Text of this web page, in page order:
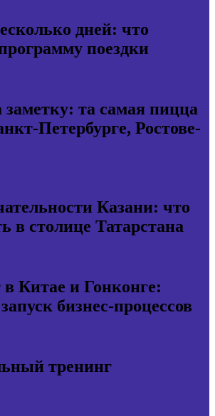
дней: что
поездки
та самая пицца
Петербурге, Ростове-
Казани: что
в столице Татарстана
в Китае и Гонконге:
бизнес-процессов
тренинг